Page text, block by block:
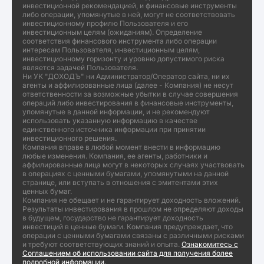
инвестиционной рекомендацией, и финансовые инструменты
либо операции, упомянутые в ней, могут не соответствовать
инвестиционному профилю Пользователя и его
инвестиционным целям (ожиданиям). Определение
соответствия финансового инструмента либо операции
интересам Пользователя, инвестиционным целям,
инвестиционному горизонту и уровню допустимого риска
является задачей Пользователя.
Ни УК "ДОХОДЪ" ни Администратор/Оператор сайта, ни их
агенты и аффилированные лица (далее - Компания) не несут
ответственности за возможные убытки в случае совершения
операций либо инвестирования в финансовые инструменты,
упомянутые в данной информации, и не рекомендуют
использовать указанную информацию в качестве
единственного источника информации при принятии
инвестиционного решения.
Компания вправе в любой момент внести в информацию
любые изменения. Компания, ее агенты, работники и
аффилированные лица могут в некоторых случаях участвовать
в операциях с ценными бумагами, упомянутыми на данной
странице, или вступать в отношения с эмитентами этих
ценных бумаг.
Компания не обещает и не гарантирует доходность вложений.
Результаты инвестирования в прошлом не определяют доходы
в будущем, государство не гарантирует доходность
инвестиций в ценные бумаги. Компания предупреждает, что
операции с ценными бумагами связаны с различными рисками
и требуют соответствующих знаний и опыта. Ознакомитесь с
Соглашением об использовании сайта для получения более
подробной информации.